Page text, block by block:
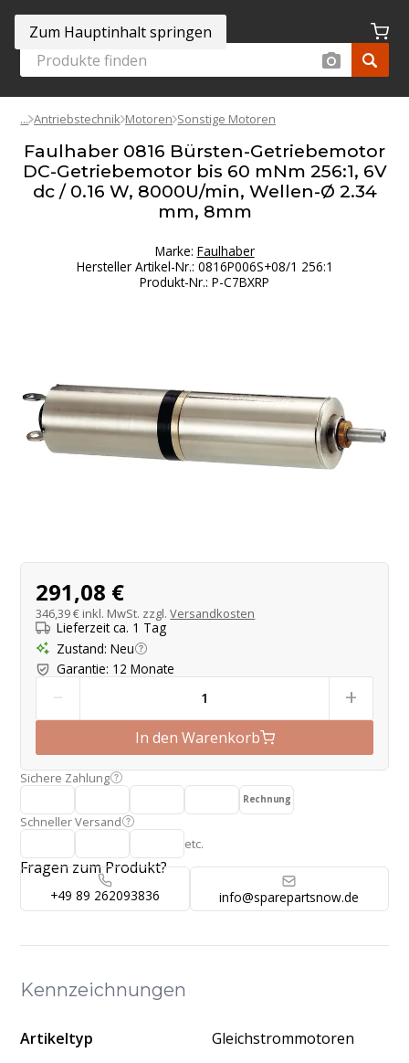
Zum Hauptinhalt springen
Antriebstechnik Motoren Sonstige Motoren
Faulhaber 0816 Bürsten-Getriebemotor
DC-Getriebemotor bis 60 mNm 256:1, 6V
dc / 0.16 W, 8000U/min, Wellen-Ø 2.34
mm, 8mm
Marke: Faulhaber
Hersteller Artikel-Nr.: 0816P006S+08/1 256:1
Produkt-Nr.: P-C7BXRP
Produktangebot
291,08 €
346,39 € inkl. MwSt. zzgl.Versandkosten
Lieferzeit ca. 1 Tag
Zustand: Neu
Garantie: 12 Monate
- +
In den Warenkorb
Sichere Zahlung
Rechnung
Schneller Versand
etc.
Fragen zum Produkt?
+49 89 262093836 info@sparepartsnow.de
Kennzeichnungen
Artikeltyp Gleichstrommotoren